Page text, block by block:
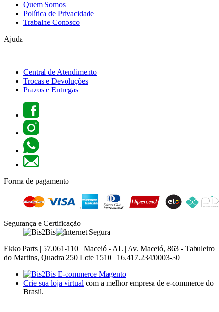
Quem Somos
Política de Privacidade
Trabalhe Conosco
Ajuda
Central de Atendimento
Trocas e Devoluções
Prazos e Entregas
Forma de pagamento
Segurança e Certificação
Ekko Parts | 57.061-110 | Maceió - AL | Av. Maceió, 863 - Tabuleiro
do Martins, Quadra 250 Lote 1510 | 16.417.234/0003-30
Crie sua loja virtual com a melhor empresa de e-commerce do
Brasil.